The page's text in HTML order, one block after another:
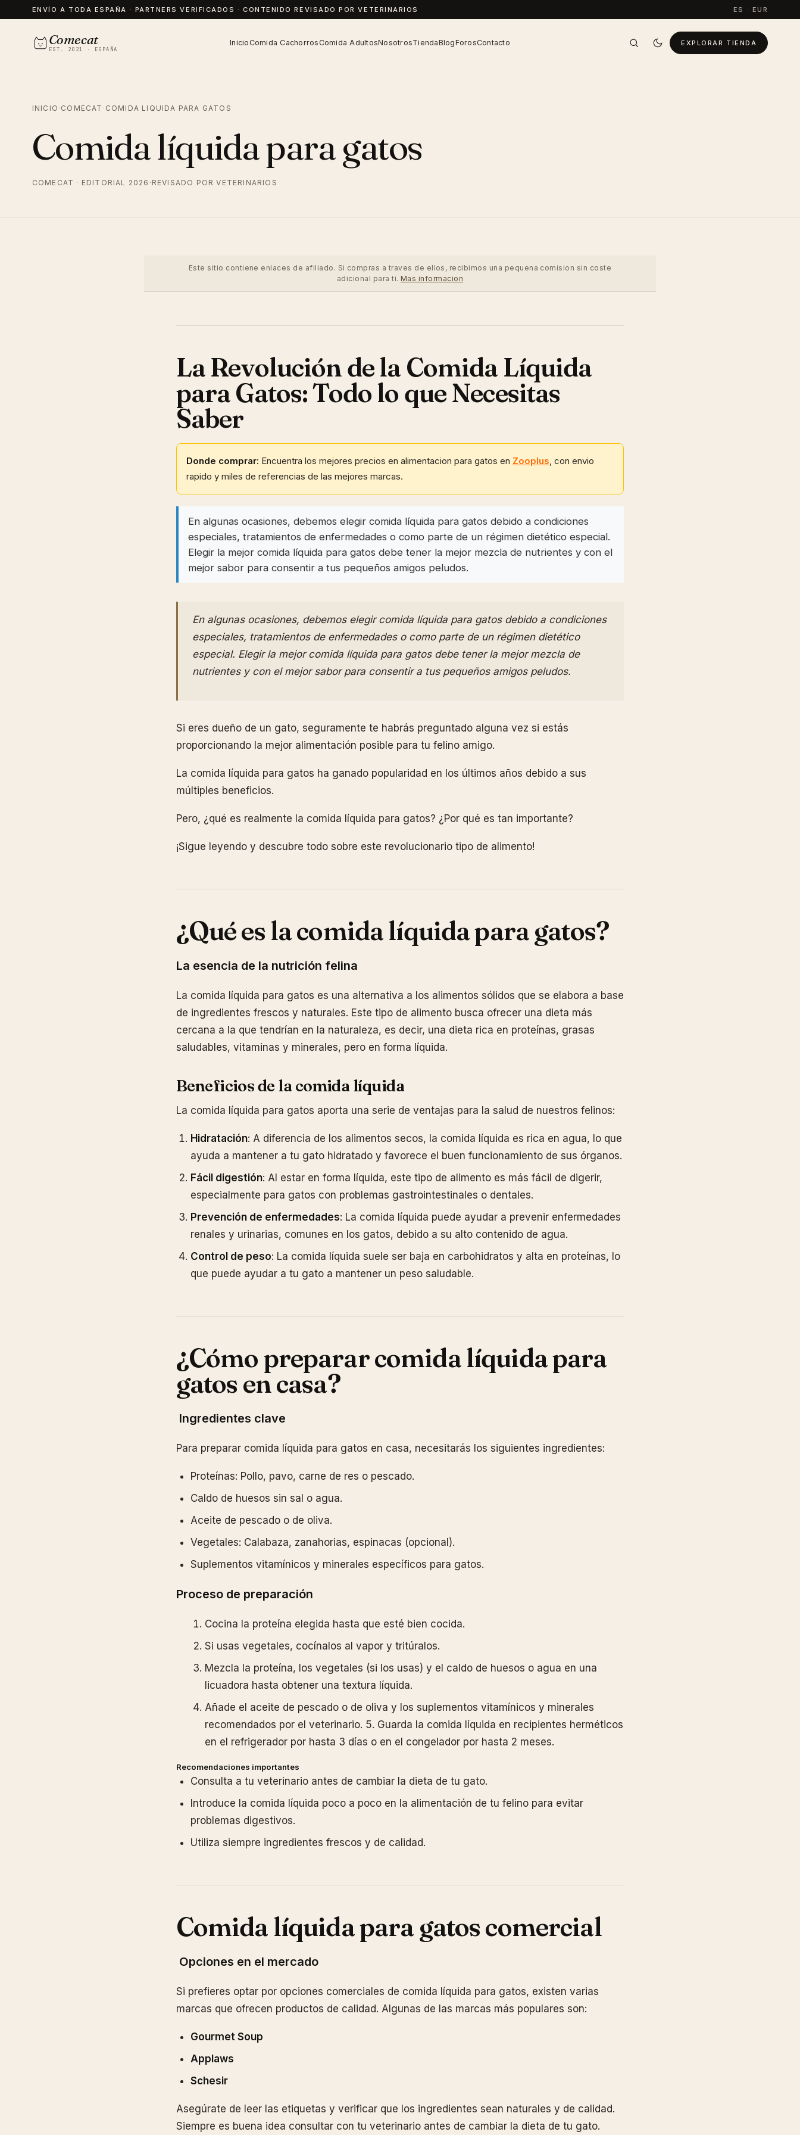
ENVÍO A TODA ESPAÑA · PARTNERS VERIFICADOS · CONTENIDO REVISADO POR VETERINARIOS ES · EUR
Comecat
EST. 2021 · ESPAÑA
InicioComida CachorrosComida AdultosNosotrosTiendaBlogForosContacto EXPLORAR TIENDA
INICIO · COMECAT · COMIDA LIQUIDA PARA GATOS
Comida líquida para gatos
COMECAT · EDITORIAL 2026 · REVISADO POR VETERINARIOS
Este sitio contiene enlaces de afiliado. Si compras a traves de ellos, recibimos una pequena comision sin coste
adicional para ti. Mas informacion
La Revolución de la Comida Líquida
para Gatos: Todo lo que Necesitas
Saber
Donde comprar: Encuentra los mejores precios en alimentacion para gatos en Zooplus, con envio
rapido y miles de referencias de las mejores marcas.
En algunas ocasiones, debemos elegir comida líquida para gatos debido a condiciones
especiales, tratamientos de enfermedades o como parte de un régimen dietético especial.
Elegir la mejor comida líquida para gatos debe tener la mejor mezcla de nutrientes y con el
mejor sabor para consentir a tus pequeños amigos peludos.
En algunas ocasiones, debemos elegir comida líquida para gatos debido a condiciones
especiales, tratamientos de enfermedades o como parte de un régimen dietético
especial. Elegir la mejor comida líquida para gatos debe tener la mejor mezcla de
nutrientes y con el mejor sabor para consentir a tus pequeños amigos peludos.
Si eres dueño de un gato, seguramente te habrás preguntado alguna vez si estás
proporcionando la mejor alimentación posible para tu felino amigo.
La comida líquida para gatos ha ganado popularidad en los últimos años debido a sus
múltiples beneficios.
Pero, ¿qué es realmente la comida líquida para gatos? ¿Por qué es tan importante?
¡Sigue leyendo y descubre todo sobre este revolucionario tipo de alimento!
¿Qué es la comida líquida para gatos?
La esencia de la nutrición felina
La comida líquida para gatos es una alternativa a los alimentos sólidos que se elabora a base
de ingredientes frescos y naturales. Este tipo de alimento busca ofrecer una dieta más
cercana a la que tendrían en la naturaleza, es decir, una dieta rica en proteínas, grasas
saludables, vitaminas y minerales, pero en forma líquida.
Beneficios de la comida líquida
La comida líquida para gatos aporta una serie de ventajas para la salud de nuestros felinos:
Hidratación: A diferencia de los alimentos secos, la comida líquida es rica en agua, lo que
ayuda a mantener a tu gato hidratado y favorece el buen funcionamiento de sus órganos.
Fácil digestión: Al estar en forma líquida, este tipo de alimento es más fácil de digerir,
especialmente para gatos con problemas gastrointestinales o dentales.
Prevención de enfermedades: La comida líquida puede ayudar a prevenir enfermedades
renales y urinarias, comunes en los gatos, debido a su alto contenido de agua.
Control de peso: La comida líquida suele ser baja en carbohidratos y alta en proteínas, lo
que puede ayudar a tu gato a mantener un peso saludable.
¿Cómo preparar comida líquida para
gatos en casa?
Ingredientes clave
Para preparar comida líquida para gatos en casa, necesitarás los siguientes ingredientes:
Proteínas: Pollo, pavo, carne de res o pescado.
Caldo de huesos sin sal o agua.
Aceite de pescado o de oliva.
Vegetales: Calabaza, zanahorias, espinacas (opcional).
Suplementos vitamínicos y minerales específicos para gatos.
Proceso de preparación
Cocina la proteína elegida hasta que esté bien cocida.
Si usas vegetales, cocínalos al vapor y tritúralos.
Mezcla la proteína, los vegetales (si los usas) y el caldo de huesos o agua en una
licuadora hasta obtener una textura líquida.
Añade el aceite de pescado o de oliva y los suplementos vitamínicos y minerales
recomendados por el veterinario. 5. Guarda la comida líquida en recipientes herméticos
en el refrigerador por hasta 3 días o en el congelador por hasta 2 meses.
Recomendaciones importantes
Consulta a tu veterinario antes de cambiar la dieta de tu gato.
Introduce la comida líquida poco a poco en la alimentación de tu felino para evitar
problemas digestivos.
Utiliza siempre ingredientes frescos y de calidad.
Comida líquida para gatos comercial
Opciones en el mercado
Si prefieres optar por opciones comerciales de comida líquida para gatos, existen varias
marcas que ofrecen productos de calidad. Algunas de las marcas más populares son:
Gourmet Soup
Applaws
Schesir
Asegúrate de leer las etiquetas y verificar que los ingredientes sean naturales y de calidad.
Siempre es buena idea consultar con tu veterinario antes de cambiar la dieta de tu gato.